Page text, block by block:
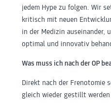
jedem Hype zu folgen. Wir
kritisch mit neuen
in der Medizin auseinander,
optimal und innovativ
Was muss ich nach der OP
Direkt nach der Frenotomie
gleich wieder gestillt